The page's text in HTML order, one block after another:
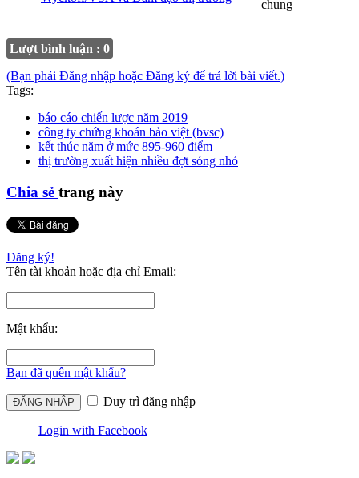
chung
Lượt bình luận : 0
(Bạn phải Đăng nhập hoặc Đăng ký để trả lời bài viết.)
Tags:
báo cáo chiến lược năm 2019
công ty chứng khoán bảo việt (bvsc)
kết thúc năm ở mức 895-960 điểm
thị trường xuất hiện nhiều đợt sóng nhỏ
Chia sẻ trang này
Đăng ký!
Tên tài khoản hoặc địa chỉ Email:
Mật khẩu:
Bạn đã quên mật khẩu?
Duy trì đăng nhập
Login with Facebook